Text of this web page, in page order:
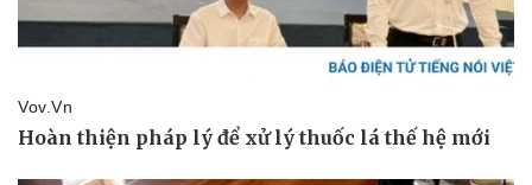
Việt Nam
Phân tích